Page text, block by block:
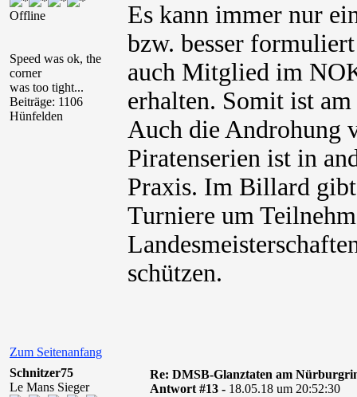
Offline
Speed was ok, the
corner
was too tight...
Beiträge: 1106
Hünfelden
Es kann immer nur
bzw. besser
auch Mitglied im
erhalten. Somit ist
Auch die Androhung
Piratenserien ist in
Praxis. Im Billard gibt
Turniere um
schützen.
Zum Seitenanfang
Schnitzer75
Le Mans Sieger
Re: DMSB-Glanztaten am
Antwort #13 - 18.05.18 um 20:52:30